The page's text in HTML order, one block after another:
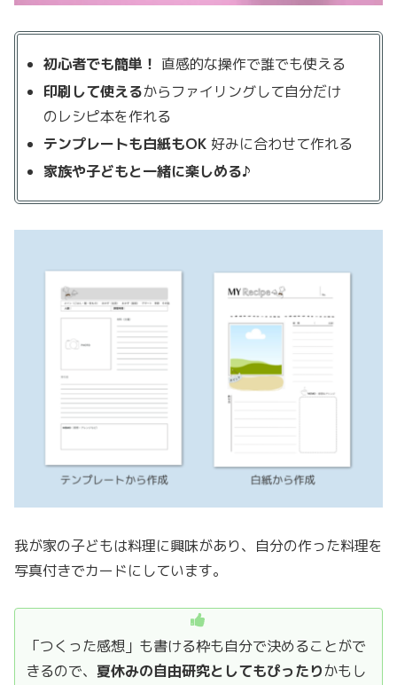
初心者でも簡単！ 直感的な操作で誰でも使える
印刷して使えるからファイリングして自分だけ
のレシピ本を作れる
テンプレートも白紙もOK 好みに合わせて作れる
家族や子どもと一緒に楽しめる♪
我が家の子どもは料理に興味があり、自分の作った料理を
写真付きでカードにしています。
「つくった感想」も書ける枠も自分で決めることがで
きるので、 夏休みの自由研究としてもぴったりかもし